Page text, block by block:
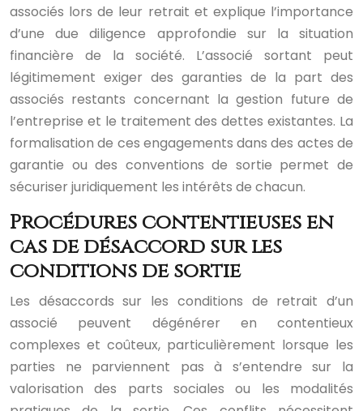
associés lors de leur retrait et explique l’importance
d’une due diligence approfondie sur la situation
financière de la société. L’associé sortant peut
légitimement exiger des garanties de la part des
associés restants concernant la gestion future de
l’entreprise et le traitement des dettes existantes. La
formalisation de ces engagements dans des actes de
garantie ou des conventions de sortie permet de
sécuriser juridiquement les intérêts de chacun.
Procédures contentieuses en
cas de désaccord sur les
conditions de sortie
Les désaccords sur les conditions de retrait d’un
associé peuvent dégénérer en contentieux
complexes et coûteux, particulièrement lorsque les
parties ne parviennent pas à s’entendre sur la
valorisation des parts sociales ou les modalités